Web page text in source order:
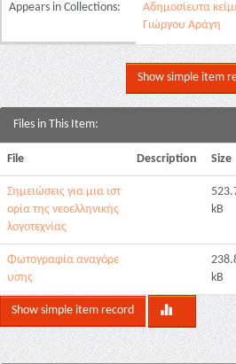
Appears in Collections:
Αδημοσίευτα
Γιώργου Αράγη
Show simple item
Files in This Item:
File Description Size
Σημειώσεις για μια ιστ
ορία της νεοελληνικής
λογοτεχνίας
kB
Φωτογραφία αναγόρε
υσης
kB
Show simple item record